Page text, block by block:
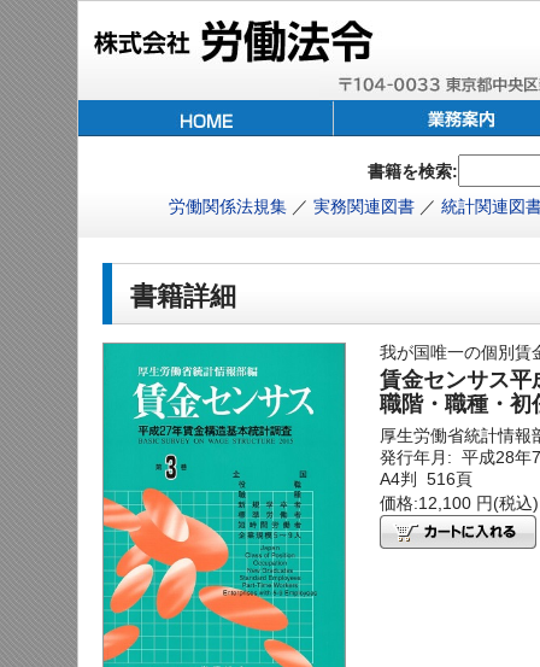
書籍を検索:
労働関係法規集／ 実務関連図書／ 統計関連図
書籍詳細
我が国唯一の個別賃
賃金センサス
職階・職種・
厚生労働省統計情
発行年月: 平成28
A4判 516頁
価格:12,100 円(税込)